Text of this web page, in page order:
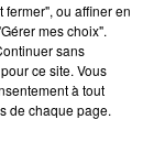
ou affiner en
mes choix".
sans
ce site. Vous
à tout
de chaque page.